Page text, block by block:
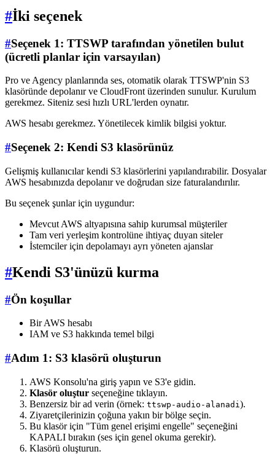
#İki seçenek
#Seçenek 1: TTSWP tarafından yönetilen bulut
(ücretli planlar için varsayılan)
Pro ve Agency planlarında ses, otomatik olarak TTSWP'nin S3
klasöründe depolanır ve CloudFront üzerinden sunulur. Kurulum
gerekmez. Siteniz sesi hızlı URL'lerden oynatır.
AWS hesabı gerekmez. Yönetilecek kimlik bilgisi yoktur.
#Seçenek 2: Kendi S3 klasörünüz
Gelişmiş kullanıcılar kendi S3 klasörlerini yapılandırabilir. Dosyalar
AWS hesabınızda depolanır ve doğrudan size faturalandırılır.
Bu seçenek şunlar için uygundur:
Mevcut AWS altyapısına sahip kurumsal müşteriler
Tam veri yerleşim kontrolüne ihtiyaç duyan siteler
İstemciler için depolamayı ayrı yöneten ajanslar
#Kendi S3'ünüzü kurma
#Ön koşullar
Bir AWS hesabı
IAM ve S3 hakkında temel bilgi
#Adım 1: S3 klasörü oluşturun
AWS Konsolu'na giriş yapın ve S3'e gidin.
Klasör oluştur seçeneğine tıklayın.
Benzersiz bir ad verin (örnek: ttswp-audio-alanadi ).
Ziyaretçilerinizin çoğuna yakın bir bölge seçin.
Bu klasör için "Tüm genel erişimi engelle" seçeneğini
KAPALI bırakın (ses için genel okuma gerekir).
Klasörü oluşturun.